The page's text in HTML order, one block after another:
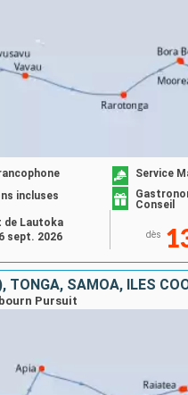
Service
incluses
Conseil
dès
de Lautoka
sept. 2026
TONGA, SAMOA, ÎLES
Pursuit